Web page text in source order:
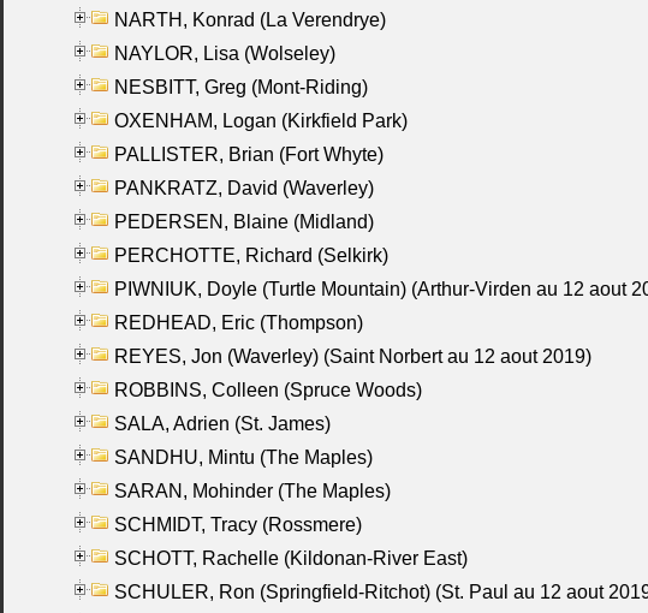
NARTH, Konrad (La Verendrye)
NAYLOR, Lisa (Wolseley)
NESBITT, Greg (Mont-Riding)
OXENHAM, Logan (Kirkfield Park)
PALLISTER, Brian (Fort Whyte)
PANKRATZ, David (Waverley)
PEDERSEN, Blaine (Midland)
PERCHOTTE, Richard (Selkirk)
PIWNIUK, Doyle (Turtle Mountain) (Arthur-Virden au 12 aout
REDHEAD, Eric (Thompson)
REYES, Jon (Waverley) (Saint Norbert au 12 aout 2019)
ROBBINS, Colleen (Spruce Woods)
SALA, Adrien (St. James)
SANDHU, Mintu (The Maples)
SARAN, Mohinder (The Maples)
SCHMIDT, Tracy (Rossmere)
SCHOTT, Rachelle (Kildonan-River East)
SCHULER, Ron (Springfield-Ritchot) (St. Paul au 12 aout